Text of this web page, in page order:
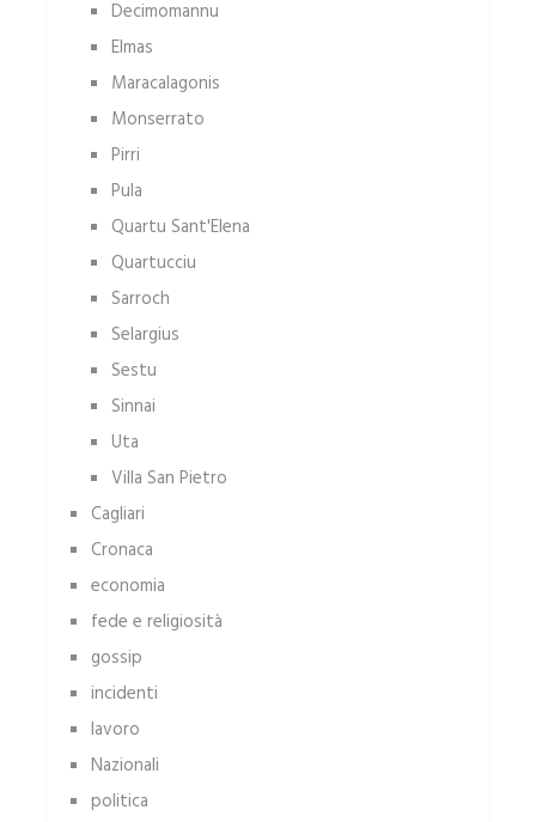
Decimomannu
Elmas
Maracalagonis
Monserrato
Pirri
Pula
Quartu Sant'Elena
Quartucciu
Sarroch
Selargius
Sestu
Sinnai
Uta
Villa San Pietro
Cagliari
Cronaca
economia
fede e religiosità
gossip
incidenti
lavoro
Nazionali
politica